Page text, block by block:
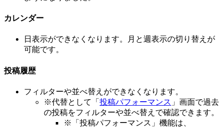
カレンダー
日表示ができなくなります。月と週表示の切り替えが
可能です。
投稿履歴
フィルターや並べ替えができなくなります。
※代替として「 投稿パフォーマンス 」画面で過去
の投稿をフィルターや並べ替えで確認できます。
※「投稿パフォーマンス」機能は、